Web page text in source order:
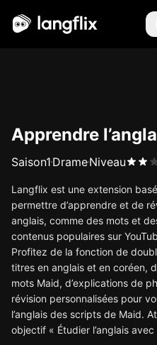
Français
Apprendre
Saison1 DrameNiveau
Langflix est une extension
permettre d’apprendre et de
anglais, comme des mots et
contenus populaires sur
Profitez de la fonction de
titres en anglais et en coréen,
mots Maid, d’explications de
révision personnalisées pour
l’anglais des scripts de Maid.
objectif « Étudier l’anglais